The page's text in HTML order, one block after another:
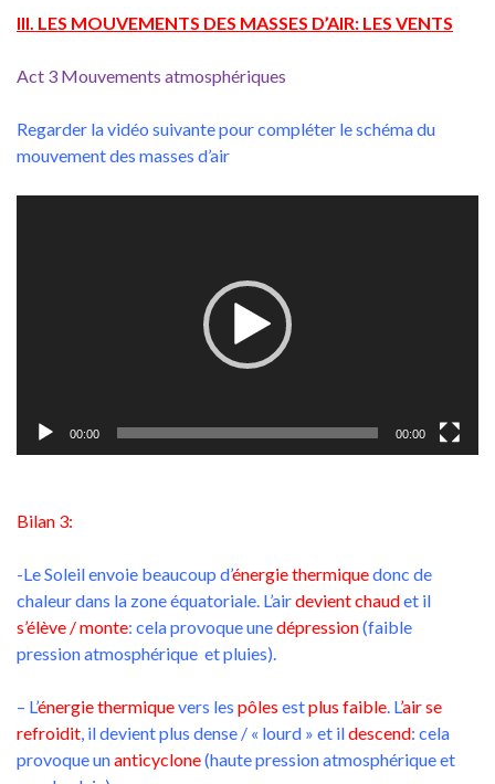
III. LES MOUVEMENTS DES MASSES D’AIR: LES VENTS
Act 3 Mouvements atmosphériques
Regarder la vidéo suivante pour compléter le schéma du
mouvement des masses d’air
00:00 00:00
Bilan 3:
-Le Soleil envoie beaucoup d’énergie thermiquedonc de
chaleur dans la zone équatoriale. L’airdevient chaudet il
s’élève / monte: cela provoque unedépression(faible
pression atmosphérique et pluies).
– L’énergie thermiquevers les pôles estplus faible. L’air se
refroidit, il devient plus dense / « lourd » et ildescend: cela
provoque unanticyclone(haute pression atmosphérique et